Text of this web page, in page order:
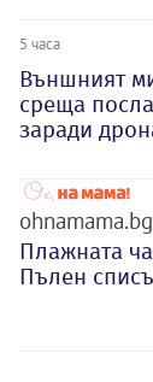
5 часа
Външният
среща
заради
ohnamama.bg
Плажната
Пълен